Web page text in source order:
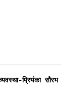
प्रियंका सौरभ